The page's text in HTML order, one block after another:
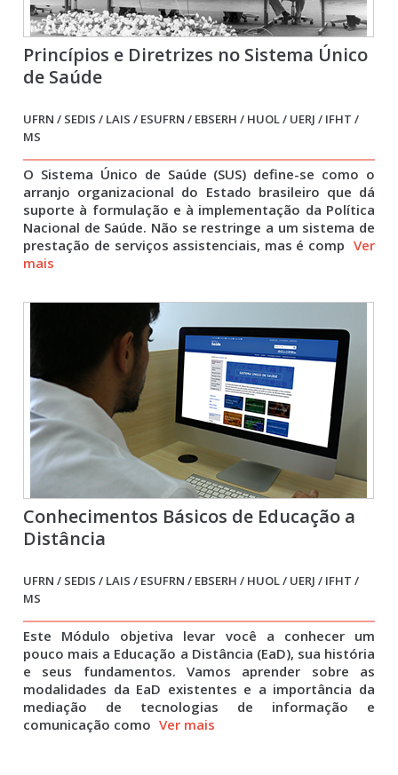
Princípios e Diretrizes no Sistema Único
de Saúde
UFRN / SEDIS / LAIS / ESUFRN / EBSERH / HUOL / UERJ / IFHT /
MS
O Sistema Único de Saúde (SUS) define-se como o
arranjo organizacional do Estado brasileiro que dá
suporte à formulação e à implementação da Política
Nacional de Saúde. Não se restringe a um sistema de
prestação de serviços assistenciais, mas é comp Ver
mais
Conhecimentos Básicos de Educação a
Distância
UFRN / SEDIS / LAIS / ESUFRN / EBSERH / HUOL / UERJ / IFHT /
MS
Este Módulo objetiva levar você a conhecer um
pouco mais a Educação a Distância (EaD), sua história
e seus fundamentos. Vamos aprender sobre as
modalidades da EaD existentes e a importância da
mediação de tecnologias de informação e
comunicação como Ver mais